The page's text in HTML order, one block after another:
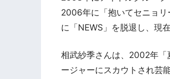
2006年に「抱いてセニョリ
に「NEWS」を脱退し、現
相武紗季さんは、2002年「
ージャーにスカウトされ芸